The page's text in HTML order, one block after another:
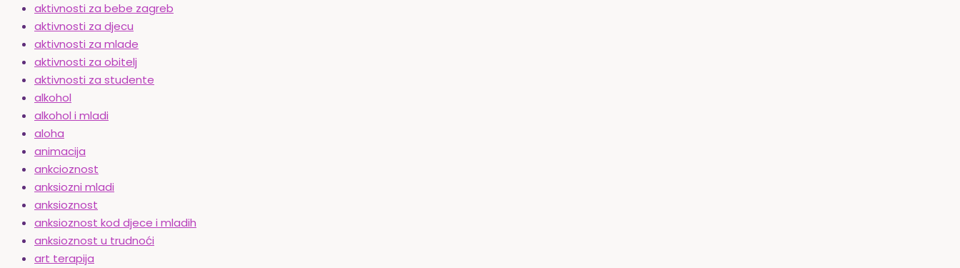
aktivnosti za bebe zagreb
aktivnosti za djecu
aktivnosti za mlade
aktivnosti za obitelj
aktivnosti za studente
alkohol
alkohol i mladi
aloha
animacija
ankcioznost
anksiozni mladi
anksioznost
anksioznost kod djece i mladih
anksioznost u trudnoći
art terapija